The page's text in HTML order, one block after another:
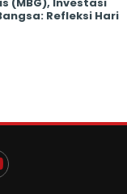
Refleksi Hari